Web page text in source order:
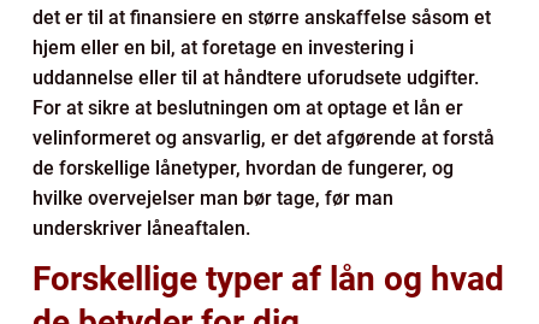
det er til at finansiere en større anskaffelse såsom et
hjem eller en bil, at foretage en investering i
uddannelse eller til at håndtere uforudsete udgifter.
For at sikre at beslutningen om at optage et lån er
velinformeret og ansvarlig, er det afgørende at forstå
de forskellige lånetyper, hvordan de fungerer, og
hvilke overvejelser man bør tage, før man
underskriver låneaftalen.
Forskellige typer af lån og hvad